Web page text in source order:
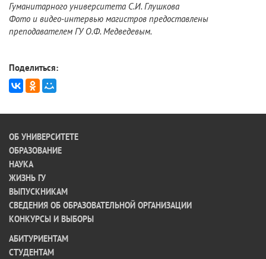
Гуманитарного университета С.И. Глушкова
Фото и видео-интервью магистров предоставлены
преподавателем ГУ О.Ф. Медведевым.
Поделиться:
ОБ УНИВЕРСИТЕТЕ
ОБРАЗОВАНИЕ
НАУКА
ЖИЗНЬ ГУ
ВЫПУСКНИКАМ
СВЕДЕНИЯ ОБ ОБРАЗОВАТЕЛЬНОЙ ОРГАНИЗАЦИИ
КОНКУРСЫ И ВЫБОРЫ
АБИТУРИЕНТАМ
СТУДЕНТАМ